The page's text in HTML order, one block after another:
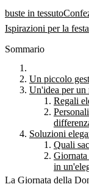
buste in tessuto
Ispirazioni per la
Sommario
Un piccolo
Un'idea per un
Regali
Soluzioni
Quali
in
La Giornata della